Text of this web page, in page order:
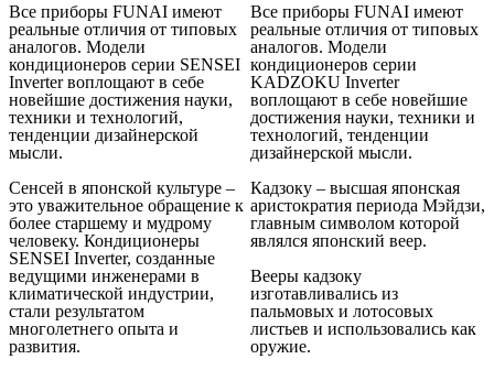
Все приборы FUNAI имеют
реальные отличия от типовых
аналогов. Модели
кондиционеров серии SENSEI
Inverter воплощают в себе
новейшие достижения науки,
техники и технологий,
тенденции дизайнерской
мысли.
Сенсей в японской культуре –
это уважительное обращение к
более старшему и мудрому
человеку. Кондиционеры
SENSEI Inverter, созданные
ведущими инженерами в
климатической индустрии,
стали результатом
многолетнего опыта и
развития.
Все приборы FUNAI имеют
реальные отличия от типовых
аналогов. Модели
кондиционеров серии
KADZOKU Inverter
воплощают в себе новейшие
достижения науки, техники и
технологий, тенденции
дизайнерской мысли.
Кадзоку – высшая японская
аристократия периода Мэйдзи,
главным символом которой
являлся японский веер.
Вееры кадзоку
изготавливались из
пальмовых и лотосовых
листьев и использовались как
оружие.